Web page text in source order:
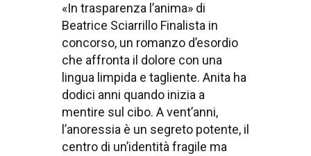
«In trasparenza l’anima» di
Beatrice Sciarrillo Finalista in
concorso, un romanzo d’esordio
che affronta il dolore con una
lingua limpida e tagliente. Anita ha
dodici anni quando inizia a
mentire sul cibo. A vent’anni,
l’anoressia è un segreto potente, il
centro di un’identità fragile ma